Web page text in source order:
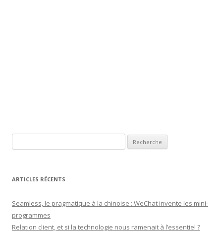
ARTICLES RÉCENTS
Seamless, le pragmatique à la chinoise : WeChat invente les mini-
programmes
Relation client, et si la technologie nous ramenait à l’essentiel ?